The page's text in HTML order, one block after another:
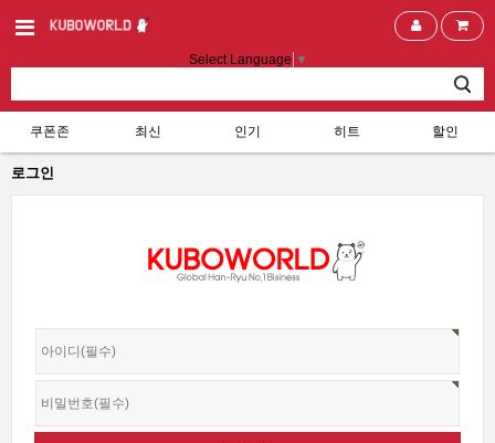
Select Language ▼
쿠폰존 최신 인기 히트 할인
로그인